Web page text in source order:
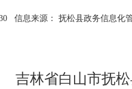
信息来源： 抚松县政务信息化
吉林省白山市抚